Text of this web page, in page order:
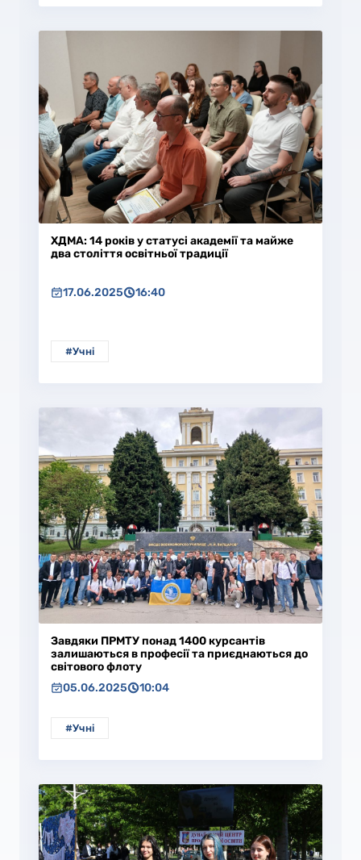
ХДМА: 14 років у статусі академії та майже
два століття освітньої традиції
17.06.2025 16:40
#Учні
Завдяки ПРМТУ понад 1400 курсантів
залишаються в професії та приєднаються до
світового флоту
05.06.2025
10:04
#Учні